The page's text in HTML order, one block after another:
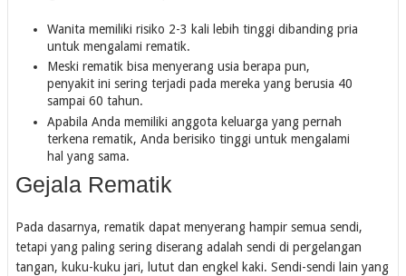
Wanita memiliki risiko 2-3 kali lebih tinggi dibanding pria
untuk mengalami rematik.
Meski rematik bisa menyerang usia berapa pun,
penyakit ini sering terjadi pada mereka yang berusia 40
sampai 60 tahun.
Apabila Anda memiliki anggota keluarga yang pernah
terkena rematik, Anda berisiko tinggi untuk mengalami
hal yang sama.
Gejala Rematik
Pada dasarnya, rematik dapat menyerang hampir semua sendi,
tetapi yang paling sering diserang adalah sendi di pergelangan
tangan, kuku-kuku jari, lutut dan engkel kaki. Sendi-sendi lain yang